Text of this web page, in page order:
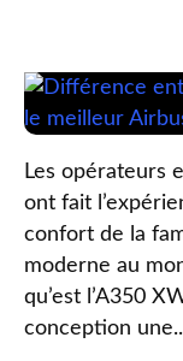
Les opérateurs
ont fait
confort de la
moderne au
qu’est l’A350
conception